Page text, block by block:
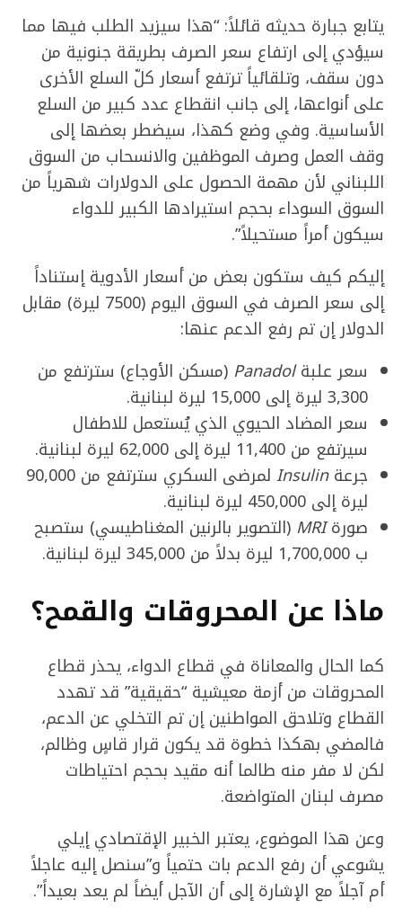
يتابع جبارة حديثه قائلاً: “هذا سيزيد الطلب فيها مما
سيؤدي إلى ارتفاع سعر الصرف بطريقة جنونية من
دون سقف، وتلقائياً ترتفع أسعار كلّ السلع الأخرى
على أنواعها، إلى جانب انقطاع عدد كبير من السلع
الأساسية. وفي وضع كهذا، سيضطر بعضها إلى
وقف العمل وصرف الموظفين والانسحاب من السوق
اللبناني لأن مهمة الحصول على الدولارات شهرياً من
السوق السوداء بحجم استيرادها الكبير للدواء
سيكون أمراً مستحيلاً”.
إليكم كيف ستكون بعض من أسعار الأدوية إستناداً
إلى سعر الصرف في السوق اليوم (7500 ليرة) مقابل
الدولار إن تم رفع الدعم عنها:
سعر علبةPanadol (مسكن الأوجاع) سترتفع من
3,300 ليرة إلى 15,000 ليرة لبنانية.
سعر المضاد الحيوي الذي يُستعمل للاطفال
سيرتفع من 11,400 ليرة إلى 62,000 ليرة لبنانية.
جرعةInsulin
لمرضى السكري سترتفع من 90,000
ليرة إلى 450,000 ليرة لبنانية.
صورةMRI (التصوير بالرنين المغناطيسي) ستصبح
ب 1,700,000 ليرة بدلاً من 345,000 ليرة لبنانية.
ماذا عن المحروقات والقمح؟
كما الحال والمعاناة في قطاع الدواء، يحذر قطاع
المحروقات من أزمة معيشية “حقيقية” قد تهدد
القطاع وتلاحق المواطنين إن تم التخلي عن الدعم،
فالمضي بهكذا خطوة قد يكون قرار قاسٍ وظالم،
لكن لا مفر منه طالما أنه مقيد بحجم احتياطات
مصرف لبنان المتواضعة.
وعن هذا الموضوع، يعتبر الخبير الإقتصادي إيلي
يشوعي أن رفع الدعم بات حتمياً و”سنصل إليه عاجلاً
أم آجلاً مع الإشارة إلى أن الآجل أيضاً لم يعد بعيداً”.